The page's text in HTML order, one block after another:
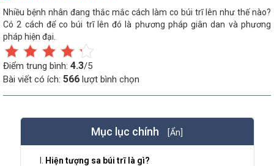
Nhiều bệnh nhân đang thắc mắc cách làm co búi trĩ lên như thế nào?
Có 2 cách để co búi trĩ lên đó là phương pháp giân dan và phương
pháp hiện đại.
Điểm trung bình: 4.3/5
Bài viết có ích: 566 lượt bình chọn
Mục lục chính [Ẩn]
Hiện tượng sa búi trĩ là gì?